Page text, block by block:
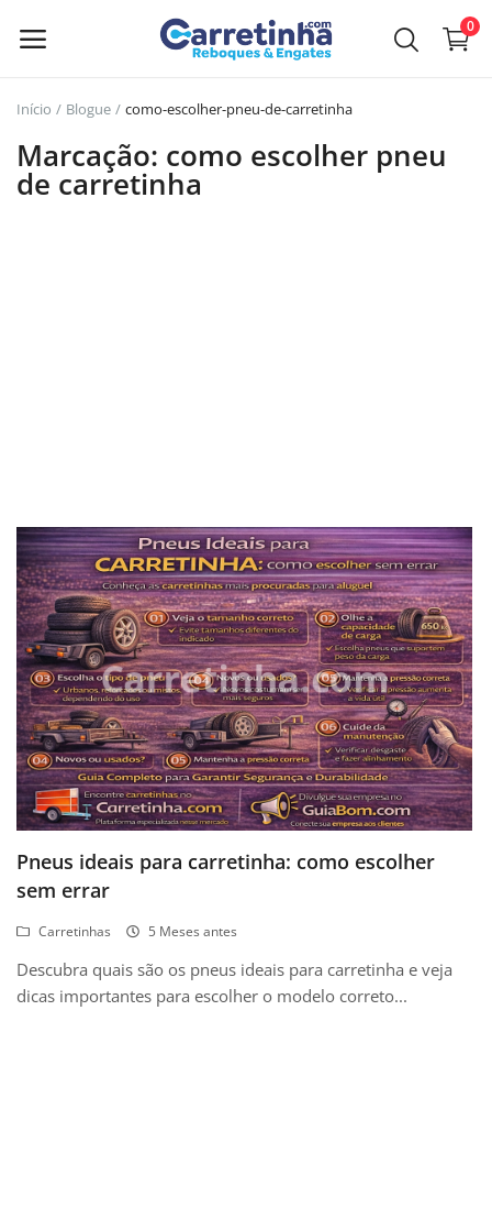
0
agora
Blog
Tipo de Envio
Anunciar no GuiaBom
Conecte-se
Registro
Localização
Início Blogue como-escolher-pneu-de-carretinha
Marcação: como escolher pneu
de carretinha
Pneus ideais para carretinha: como escolher
sem errar
Carretinhas 5 Meses antes
Descubra quais são os pneus ideais para carretinha e veja
dicas importantes para escolher o modelo correto...